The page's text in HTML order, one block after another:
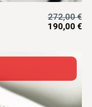
272,00€
190,00 €